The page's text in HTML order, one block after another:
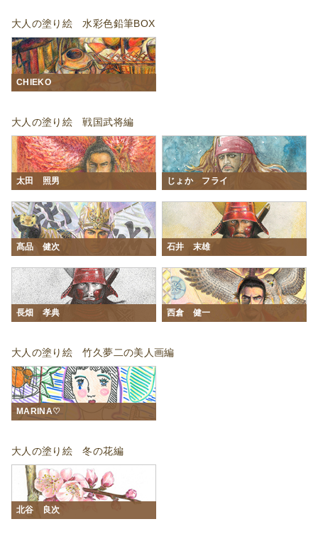
大人の塗り絵 水彩色鉛筆BOX
CHIEKO
大人の塗り絵 戦国武将編
太田 照男 じょか フライ
髙品 健次 石井 末雄
長畑 孝典 西倉 健一
大人の塗り絵 竹久夢二の美人画編
MARINA♡
大人の塗り絵 冬の花編
北谷 良次